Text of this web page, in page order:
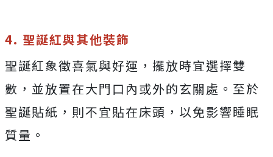
4. 聖誕紅與其他裝飾
聖誕紅象徵喜氣與好運，擺放時宜選擇雙
數，並放置在大門口內或外的玄關處。至於
聖誕貼紙，則不宜貼在床頭，以免影響睡眠
質量。